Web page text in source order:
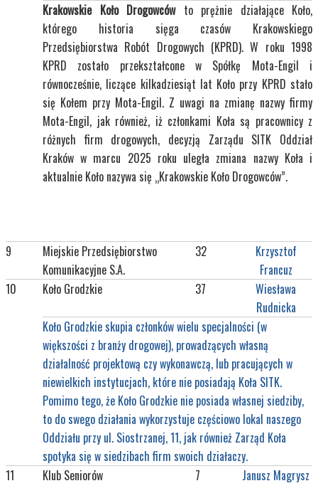
Krakowskie Koło Drogowcówto prężnie działające Koło,
którego historia sięga czasów Krakowskiego
Przedsiębiorstwa Robót Drogowych (KPRD). W roku 1998
KPRD zostało przekształcone w Spółkę Mota-Engil i
równocześnie, liczące kilkadziesiąt lat Koło przy KPRD stało
się Kołem przy Mota-Engil. Z uwagi na zmianę nazwy firmy
Mota-Engil, jak również, iż członkami Koła są pracownicy z
różnych firm drogowych, decyzją Zarządu SITK Oddział
Kraków w marcu 2025 roku uległa zmiana nazwy Koła i
aktualnie Koło nazywa się „Krakowskie Koło Drogowców”.
9
Miejskie Przedsiębiorstwo
Komunikacyjne S.A.
32
Krzysztof
Francuz
10
Koło Grodzkie 37
Wiesława
Rudnicka
Koło Grodzkie skupia członków wielu specjalności (w
większości z branży drogowej), prowadzących własną
działalność projektową czy wykonawczą, lub pracujących w
niewielkich instytucjach, które nie posiadają Koła SITK.
Pomimo tego, że Koło Grodzkie nie posiada własnej siedziby,
to do swego działania wykorzystuje częściowo lokal naszego
Oddziału przy ul. Siostrzanej, 11, jak również Zarząd Koła
spotyka się w siedzibach firm swoich działaczy.
11
Klub Seniorów 7 Janusz Magrysz